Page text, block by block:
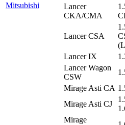
Mitsubishi
Lancer
CKA/CMA
Lancer CSA
Lancer IX
Lancer Wagon
CSW
Mirage Asti CA
Mirage Asti CJ
Mirage